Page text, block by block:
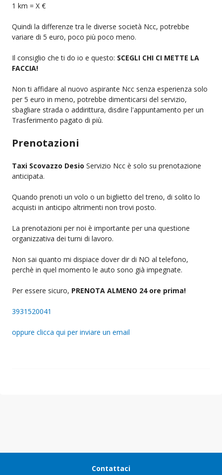
1 km = X €
Quindi la differenze tra le diverse società Ncc, potrebbe
variare di 5 euro, poco più poco meno.
Il consiglio che ti do io e questo: SCEGLI CHI CI METTE LA
FACCIA!
Non ti affidare al nuovo aspirante Ncc senza esperienza solo
per 5 euro in meno, potrebbe dimenticarsi del servizio,
sbagliare strada o addirittura, disdire l'appuntamento per un
Trasferimento pagato di più.
Prenotazioni
Taxi Scovazzo Desio Servizio Ncc è solo su prenotazione
anticipata.
Quando prenoti un volo o un biglietto del treno, di solito lo
acquisti in anticipo altrimenti non trovi posto.
La prenotazioni per noi è importante per una questione
organizzativa dei turni di lavoro.
Non sai quanto mi dispiace dover dir di NO al telefono,
perchè in quel momento le auto sono già impegnate.
Per essere sicuro, PRENOTA ALMENO 24 ore prima!
3931520041
oppure clicca qui per inviare un email
Contattaci